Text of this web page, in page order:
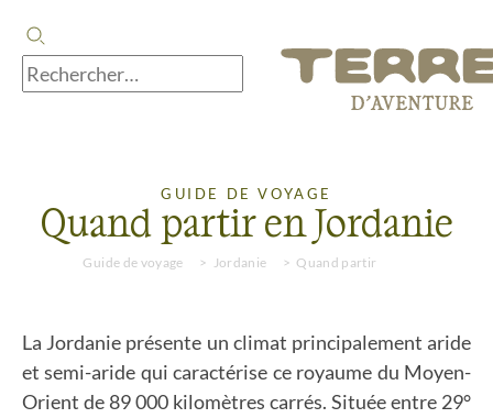
GUIDE DE VOYAGE
Quand partir en Jordanie
Guide de voyage Jordanie Quand partir
La Jordanie présente un climat principalement aride
et semi-aride qui caractérise ce royaume du Moyen-
Orient de 89 000 kilomètres carrés. Située entre 29°